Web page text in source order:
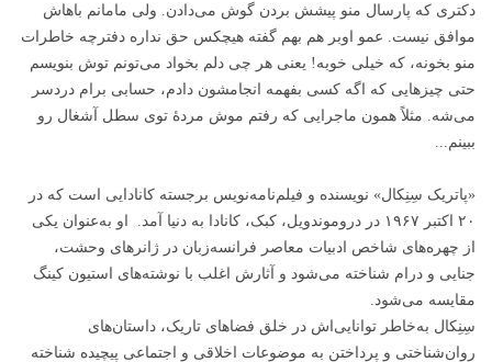
دکتری که پارسال منو پیشش بردن گوش می‌دادن. ولی مامانم باهاش
موافق نیست. عمو اوبر هم بهم گفته هیچکس حق نداره دفترچه خاطرات
منو بخونه، که خیلی خوبه! یعنی هر چی دلم بخواد می‌تونم توش بنویسم
حتی چیزهایی که اگه کسی بفهمه انجامشون دادم، حسابی برام دردسر
می‌شه. مثلاً همون ماجرایی که رفتم موش مردۀ توی سطل آشغال رو
ببینم...
«پاتریک سِنِکال» نویسنده و فیلم‌نامه‌نویس برجسته کانادایی است که در
۲۰ اکتبر ۱۹۶۷ در دروموندویل، کبک، کانادا به دنیا آمد. او به‌عنوان یکی
از چهره‌های شاخص ادبیات معاصر فرانسه‌زبان در ژانرهای وحشت،
جنایی و درام شناخته می‌شود و آثارش اغلب با نوشته‌های استیون کینگ
مقایسه می‌شود.
سِنِکال به‌خاطر توانایی‌اش در خلق فضاهای تاریک، داستان‌های
روان‌شناختی و پرداختن به موضوعات اخلاقی و اجتماعی پیچیده شناخته